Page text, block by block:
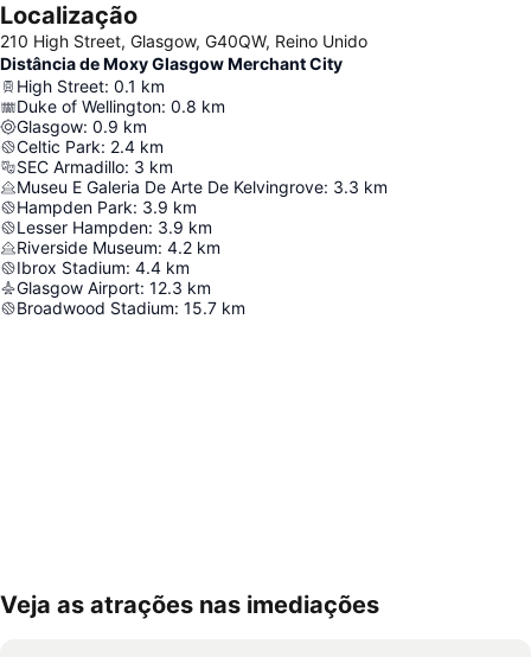
Localização
210 High Street, Glasgow, G40QW, Reino Unido
Distância de Moxy Glasgow Merchant City
High Street: 0.1 km
Duke of Wellington: 0.8 km
Glasgow: 0.9 km
Celtic Park: 2.4 km
SEC Armadillo: 3 km
Museu E Galeria De Arte De Kelvingrove: 3.3 km
Hampden Park: 3.9 km
Lesser Hampden: 3.9 km
Riverside Museum: 4.2 km
Ibrox Stadium: 4.4 km
Glasgow Airport: 12.3 km
Broadwood Stadium: 15.7 km
Ampliar mapa
Veja as atrações nas imediações